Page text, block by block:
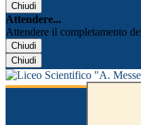
Chiudi
Attendere...
Attendere il completamento
Chiudi
Chiudi